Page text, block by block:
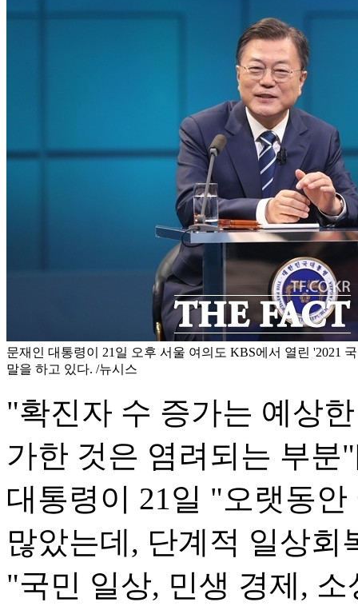
문재인 대통령이 21일 오후 서울 여의도 KBS에서 열린 '2021
말을 하고 있다. /뉴시스
"확진자 수 증가는 예상
가한 것은 염려되는 부분"
대통령이 21일 "오랫동
많았는데, 단계적 일상
"국민 일상, 민생 경제,